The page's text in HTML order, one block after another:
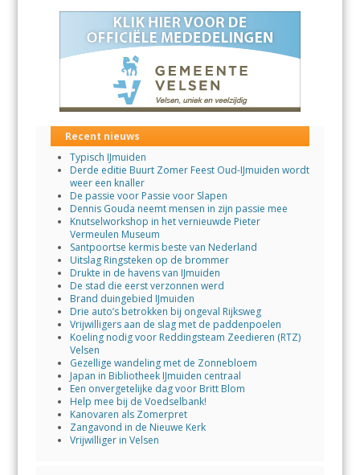
Recent nieuws
Typisch IJmuiden
Derde editie Buurt Zomer Feest Oud-IJmuiden wordt
weer een knaller
De passie voor Passie voor Slapen
Dennis Gouda neemt mensen in zijn passie mee
Knutselworkshop in het vernieuwde Pieter
Vermeulen Museum
Santpoortse kermis beste van Nederland
Uitslag Ringsteken op de brommer
Drukte in de havens van IJmuiden
De stad die eerst verzonnen werd
Brand duingebied IJmuiden
Drie auto’s betrokken bij ongeval Rijksweg
Vrijwilligers aan de slag met de paddenpoelen
Koeling nodig voor Reddingsteam Zeedieren (RTZ)
Velsen
Gezellige wandeling met de Zonnebloem
Japan in Bibliotheek IJmuiden centraal
Een onvergetelijke dag voor Britt Blom
Help mee bij de Voedselbank!
Kanovaren als Zomerpret
Zangavond in de Nieuwe Kerk
Vrijwilliger in Velsen